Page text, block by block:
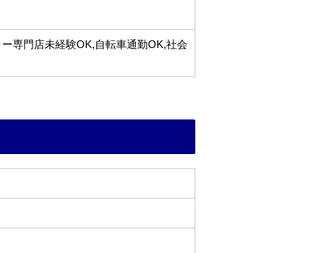
専門店未経験OK,自転車通勤OK,社会